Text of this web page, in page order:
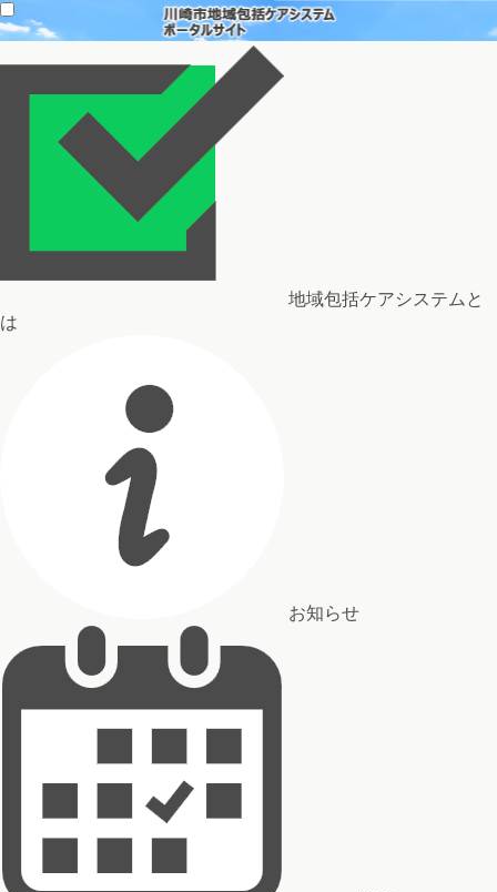
地域包括ケアシステムと
は
お知らせ